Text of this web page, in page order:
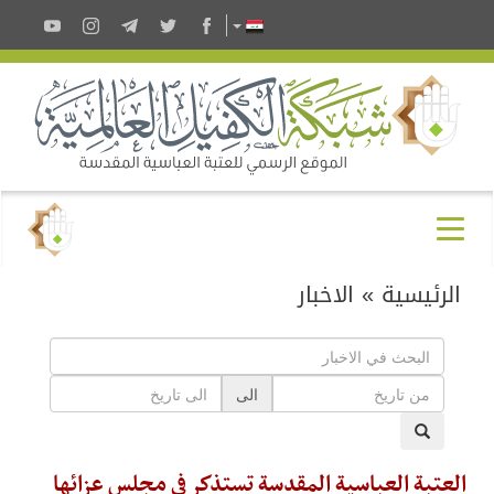
الرئيسية » الاخبار
الى
العتبة العباسية المقدسة تستذكر في مجلس عزائها